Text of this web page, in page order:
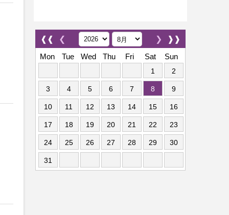
❰❰ ❮ ❱❱
❯
Mon
Tue Wed Thu Fri Sat Sun
1 2
3 4 5 6 7 8 9
10 11 12 13 14 15 16
17 18 19 20 21 22 23
24 25 26 27 28 29 30
31